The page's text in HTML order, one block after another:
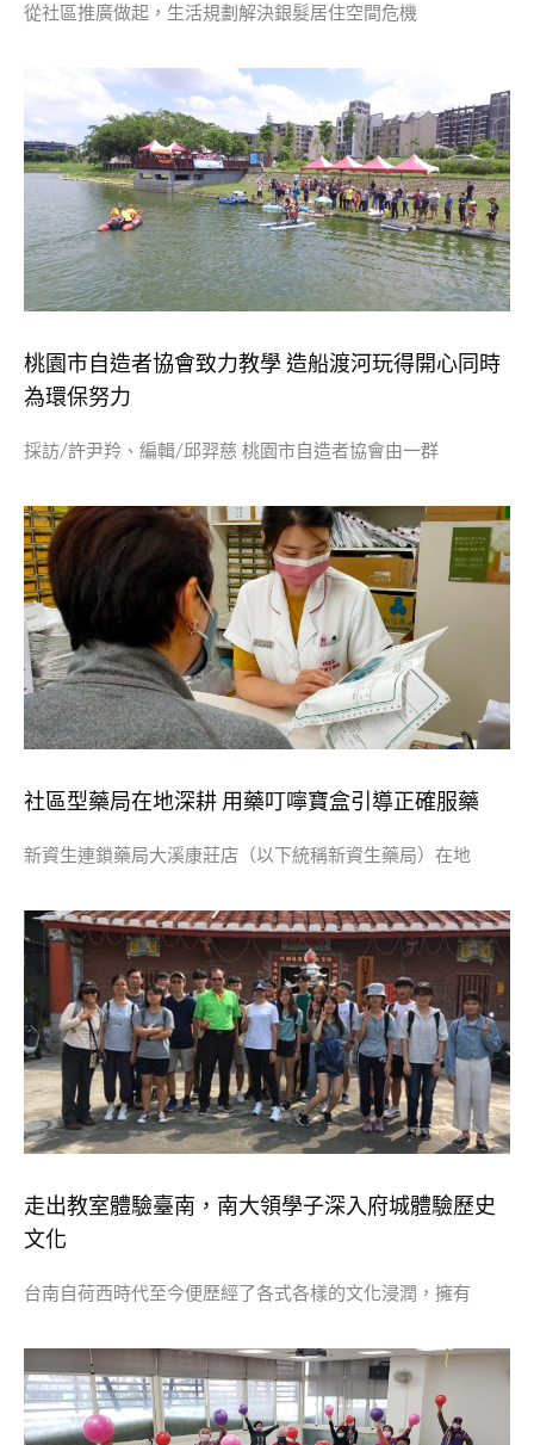
從社區推廣做起，生活規劃解決銀髮居住空間危機
桃園市自造者協會致力教學 造船渡河玩得開心同時
為環保努力
採訪/許尹羚、編輯/邱羿慈 桃園市自造者協會由一群
社區型藥局在地深耕 用藥叮嚀寶盒引導正確服藥
新資生連鎖藥局大溪康莊店（以下統稱新資生藥局）在地
走出教室體驗臺南，南大領學子深入府城體驗歷史
文化
台南自荷西時代至今便歷經了各式各樣的文化浸潤，擁有